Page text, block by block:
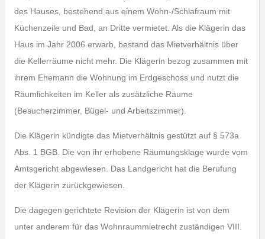
des Hauses, bestehend aus einem Wohn-/Schlafraum mit
Küchenzeile und Bad, an Dritte vermietet. Als die Klägerin das
Haus im Jahr 2006 erwarb, bestand das Mietverhältnis über
die Kellerräume nicht mehr. Die Klägerin bezog zusammen mit
ihrem Ehemann die Wohnung im Erdgeschoss und nutzt die
Räumlichkeiten im Keller als zusätzliche Räume
(Besucherzimmer, Bügel- und Arbeitszimmer).
Die Klägerin kündigte das Mietverhältnis gestützt auf § 573a
Abs. 1 BGB. Die von ihr erhobene Räumungsklage wurde vom
Amtsgericht abgewiesen. Das Landgericht hat die Berufung
der Klägerin zurückgewiesen.
Die dagegen gerichtete Revision der Klägerin ist von dem
unter anderem für das Wohnraummietrecht zuständigen VIII.